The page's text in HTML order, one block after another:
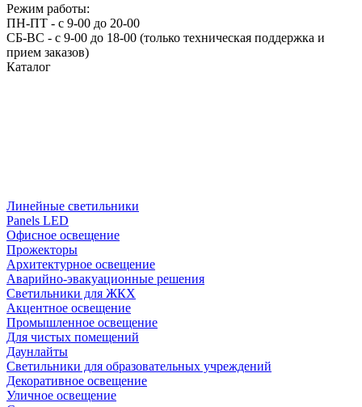
Режим работы:
ПН-ПТ - с 9-00 до 20-00
СБ-ВС - с 9-00 до 18-00 (только техническая поддержка и
прием заказов)
Каталог
Линейные светильники
Panels LED
Офисное освещение
Прожекторы
Архитектурное освещение
Аварийно-эвакуационные решения
Светильники для ЖКХ
Акцентное освещение
Промышленное освещение
Для чистых помещений
Даунлайты
Светильники для образовательных учреждений
Декоративное освещение
Уличное освещение